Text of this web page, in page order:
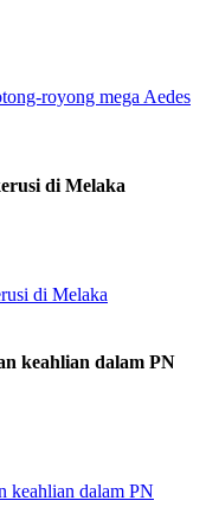
di Melaka
keahlian dalam PN